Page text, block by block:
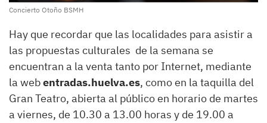
Concierto Otoño BSMH
Hay que recordar que las localidades para asistir a
las propuestas culturales de la semana se
encuentran a la venta tanto por Internet, mediante
la webentradas.huelva.es, como en la taquilla del
Gran Teatro, abierta al público en horario de martes
a viernes, de 10.30 a 13.00 horas y de 19.00 a